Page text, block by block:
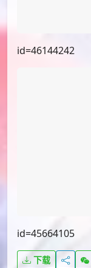
id=46144242
id=45664105
下载